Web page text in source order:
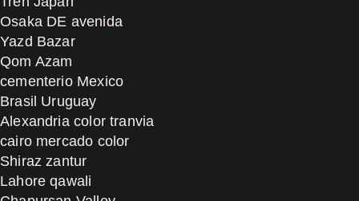
Osaka DE avenida
Yazd Bazar
Qom Azam
cementerio Mexico
Brasil Uruguay
Alexandria color tranvia
cairo mercado color
Shiraz zantur
Lahore qawali